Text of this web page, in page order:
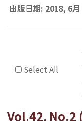
出版日期: 2018, 6月
Select All
Vol.42, No.2